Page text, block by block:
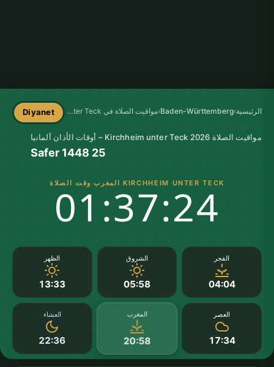
الرئيسية›
Baden-Württemberg
› مواقيت الصلاة في Kirchheim unter Teck Diyanet
مواقيت الصلاة Kirchheim unter Teck 2026 – أوقات الأذان ألمانيا
25 Safer 1448
KIRCHHEIM UNTER TECK المغرب وقت الصلاة
01:37:24
الفجر
04:04
الشروق
05:58
الظهر
13:33
العصر
17:34
المغرب
20:58
العشاء
22:36